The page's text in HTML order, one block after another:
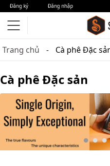
Đăng ký Đăng nhập
Trang chủ Cà phê Đặc
Cà phê Đặc sản